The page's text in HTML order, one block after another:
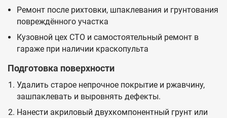
Ремонт после рихтовки, шпаклевания и грунтования
повреждённого участка
Кузовной цех СТО и самостоятельный ремонт в
гараже при наличии краскопульта
Подготовка поверхности
Удалить старое непрочное покрытие и ржавчину,
зашпаклевать и выровнять дефекты.
Нанести акриловый двухкомпонентный грунт или